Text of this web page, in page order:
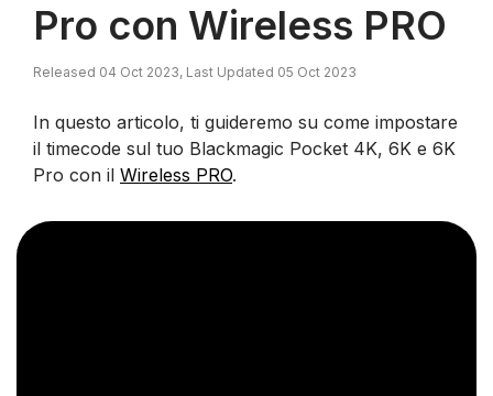
Pro con Wireless PRO
Released 04 Oct 2023, Last Updated 05 Oct 2023
In questo articolo, ti guideremo su come impostare
il timecode sul tuo Blackmagic Pocket 4K, 6K e 6K
Pro con il Wireless PRO.